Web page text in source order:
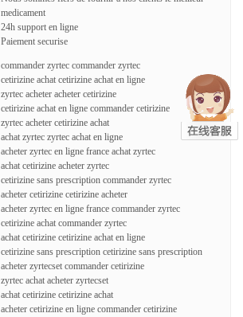
medicament
24h support en ligne
Paiement securise
commander zyrtec commander zyrtec
cetirizine achat cetirizine achat en ligne
zyrtec acheter acheter cetirizine
cetirizine achat en ligne commander cetirizine
zyrtec acheter cetirizine achat
achat zyrtec zyrtec achat en ligne
acheter zyrtec en ligne france achat zyrtec
achat cetirizine acheter zyrtec
cetirizine sans prescription commander zyrtec
acheter cetirizine cetirizine acheter
acheter zyrtec en ligne france commander zyrtec
cetirizine achat commander zyrtec
achat cetirizine cetirizine achat en ligne
cetirizine sans prescription cetirizine sans prescription
acheter zyrtecset commander cetirizine
zyrtec achat acheter zyrtecset
achat cetirizine cetirizine achat
acheter cetirizine en ligne commander cetirizine